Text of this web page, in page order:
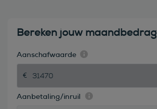
Bereken jouw maandbedrag
Aanschafwaarde
Aanbetaling/inruil